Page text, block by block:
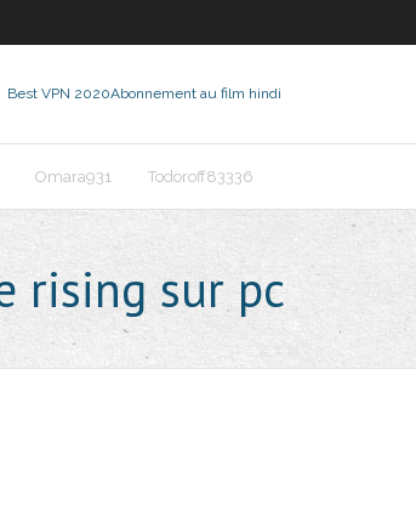
Best VPN 2020Abonnement au film hindi
Omara931 Todoroff83336
rising sur pc